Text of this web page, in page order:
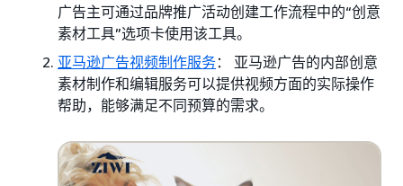
广告主可通过品牌推广活动创建工作流程中的“创意
素材工具”选项卡使用该工具。
亚马逊广告视频制作服务： 亚马逊广告的内部创意
素材制作和编辑服务可以提供视频方面的实际操作
帮助，能够满足不同预算的需求。